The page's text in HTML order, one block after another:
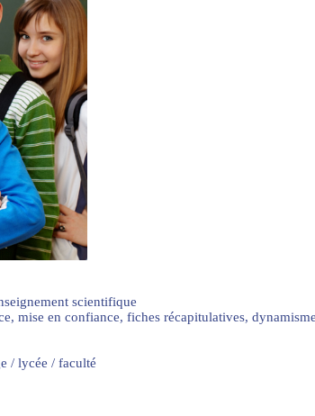
scientifique
mise en confiance, fiches récapitulatives, dynamisme
/ lycée / faculté